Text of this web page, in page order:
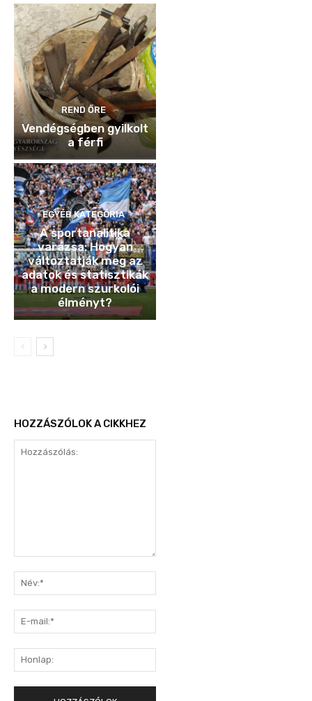
REND ŐRE
Vendégségben gyilkolt
a férfi
EGYÉB KATEGÓRIA
A sportanalitika
varázsa: Hogyan
változtatják meg az
adatok és statisztikák
a modern szurkolói
élményt?
HOZZÁSZÓLOK A CIKKHEZ
mail:*